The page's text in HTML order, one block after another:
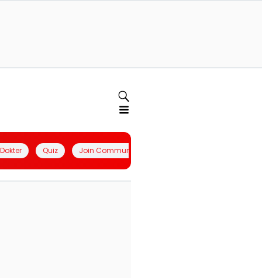
Quiz Join Community